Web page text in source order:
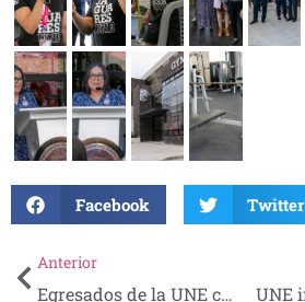
Facebook Twitter
Anterior
Egresados de la UNE celebran solemne ceremonia de graduación